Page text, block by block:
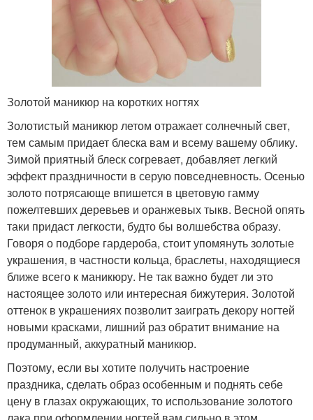
Золотой маникюр на коротких ногтях
Золотистый маникюр летом отражает солнечный свет,
тем самым придает блеска вам и всему вашему облику.
Зимой приятный блеск согревает, добавляет легкий
эффект праздничности в серую повседневность. Осенью
золото потрясающе впишется в цветовую гамму
пожелтевших деревьев и оранжевых тыкв. Весной опять
таки придаст легкости, будто бы волшебства образу.
Говоря о подборе гардероба, стоит упомянуть золотые
украшения, в частности кольца, браслеты, находящиеся
ближе всего к маникюру. Не так важно будет ли это
настоящее золото или интересная бижутерия. Золотой
оттенок в украшениях позволит заиграть декору ногтей
новыми красками, лишний раз обратит внимание на
продуманный, аккуратный маникюр.
Поэтому, если вы хотите получить настроение
праздника, сделать образ особенным и поднять себе
цену в глазах окружающих, то использование золотого